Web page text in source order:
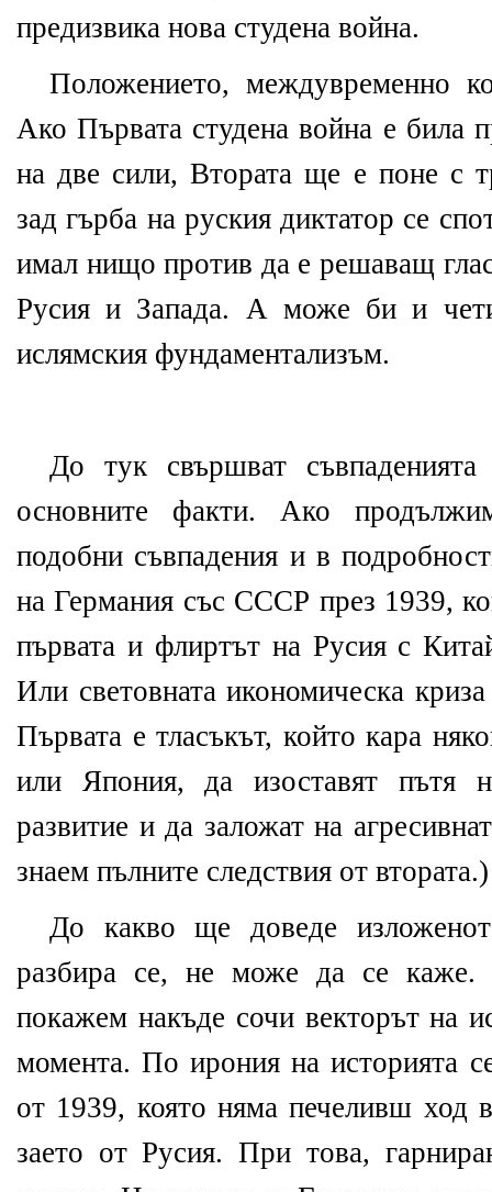
предизвика нова студена война.
Положението, междувременно
Ако Първата студена война е била
на две сили, Втората ще е поне с
зад гърба на руския диктатор се
имал нищо против да е решаващ
Русия и Запада. А може би и
ислямския фундаментализъм.
До тук свършват
основните факти. Ако
подобни съвпадения и в
на Германия със СССР през 1939,
първата и флиртът на Русия с
Или световната икономическа
Първата е тласъкът, който кара
или Япония, да изоставят пътя
развитие и да заложат на
знаем пълните следствия от втората.)
До какво ще доведе
разбира се, не може да се
покажем накъде сочи векторът на
момента. По ирония на историята
от 1939, която няма печеливш ход
заето от Русия. При това,